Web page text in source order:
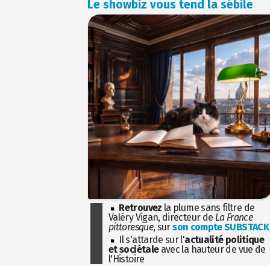
Le showbiz vous tend la sébile
Retrouvez la plume sans filtre de
Valéry Vigan, directeur de La France
pittoresque, surson compte SUBSTACK
Il s'attarde sur l'actualité politique
et sociétaleavec la hauteur de vue de
l'Histoire